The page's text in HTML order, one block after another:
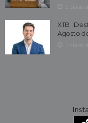
XTB |
Agosto